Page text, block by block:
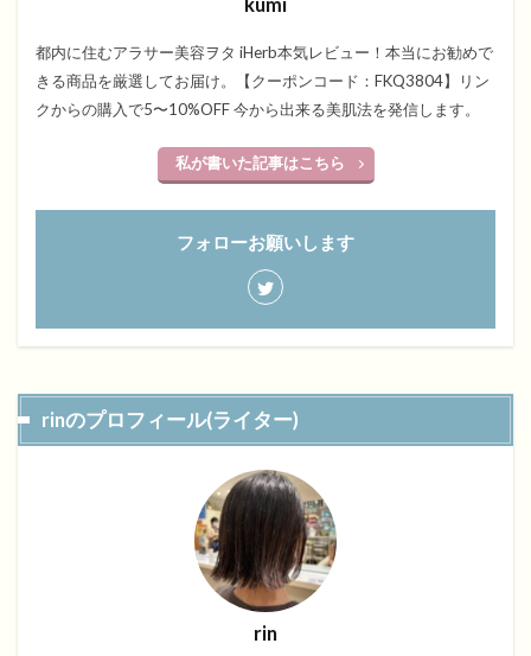
kumi
都内に住むアラサー美容ヲタ iHerb本気レビュー！本当にお勧めで
きる商品を厳選してお届け。【クーポンコード：FKQ3804】リン
クからの購入で5〜10%OFF 今から出来る美肌法を発信します。
私が書いた記事はこちら
フォローお願いします
rinのプロフィール(ライター)
rin